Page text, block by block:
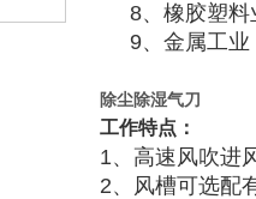
8、橡胶塑料
9、金属工业
除尘除湿气刀
工作特点：
1、高速风吹进
2、风槽可选配